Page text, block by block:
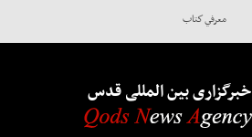
معرفي كتاب
خبرگزاری بین المللی قدس